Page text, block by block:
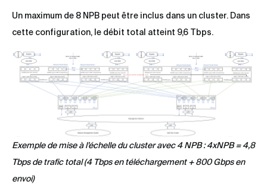
Un maximum de 8 NPB peut être inclus dans un cluster. Dans
cette configuration, le débit total atteint 9,6 Tbps.
Exemple de mise à l’échelle du cluster avec 4 NPB : 4xNPB = 4,8
Tbps de trafic total (4 Tbps en téléchargement + 800 Gbps en
envoi)